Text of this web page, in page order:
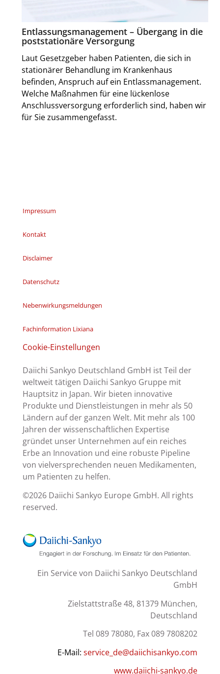
Entlassungsmanagement – Übergang in die
poststationäre Versorgung
Laut Gesetzgeber haben Patienten, die sich in
stationärer Behandlung im Krankenhaus
befinden, Anspruch auf ein Entlassmanagement.
Welche Maßnahmen für eine lückenlose
Anschlussversorgung erforderlich sind, haben wir
für Sie zusammengefasst.
Impressum
Kontakt
Disclaimer
Datenschutz
Nebenwirkungsmeldungen
Fachinformation Lixiana
Cookie-Einstellungen
Daiichi Sankyo Deutschland GmbH ist Teil der
weltweit tätigen Daiichi Sankyo Gruppe mit
Hauptsitz in Japan. Wir bieten innovative
Produkte und Dienstleistungen in mehr als 50
Ländern auf der ganzen Welt. Mit mehr als 100
Jahren der wissenschaftlichen Expertise
gründet unser Unternehmen auf ein reiches
Erbe an Innovation und eine robuste Pipeline
von vielversprechenden neuen Medikamenten,
um Patienten zu helfen.
©2026 Daiichi Sankyo Europe GmbH. All rights
reserved.
Ein Service von Daiichi Sankyo Deutschland
GmbH
Zielstattstraße 48, 81379 München,
Deutschland
Tel 089 78080, Fax 089 7808202
E-Mail:service_de@daiichisankyo.com
www.daiichi-sankyo.de